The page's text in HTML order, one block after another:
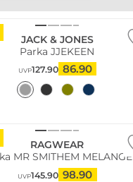
JACK & JONES
Parka JJEKEEN
UVP127.90 86.90
RAGWEAR
MR SMITHEM MELANGE
UVP145.90 98.90